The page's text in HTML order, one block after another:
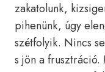
zakatolunk,
pihenünk, úgy
szétfolyik. Nincs
s jön a frusztráció.